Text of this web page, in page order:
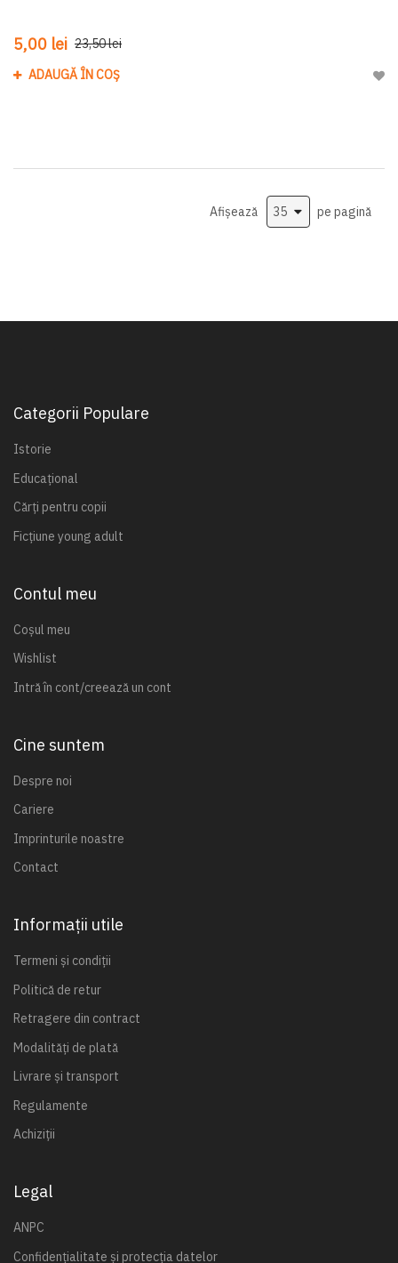
5,00 lei 23,50 lei
ADAUGĂ ÎN COȘ
Afișează pe pagină
Categorii Populare
Istorie
Educațional
Cărți pentru copii
Ficțiune young adult
Contul meu
Coșul meu
Wishlist
Intră în cont/creează un cont
Cine suntem
Despre noi
Cariere
Imprinturile noastre
Contact
Informații utile
Termeni și condiții
Politică de retur
Retragere din contract
Modalități de plată
Livrare și transport
Regulamente
Achiziții
Legal
ANPC
Confidențialitate și protecția datelor